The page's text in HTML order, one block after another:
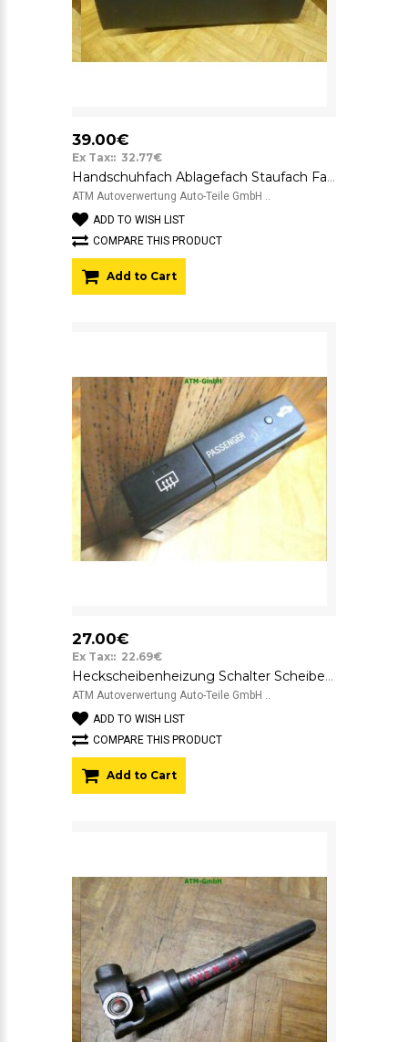
39.00€
Ex Tax:: 32.77€
Handschuhfach Ablagefach Staufach Fach Toyota Avensis faurecia 55550-05070
ATM Autoverwertung Auto-Teile GmbH ..
ADD TO WISH LIST
COMPARE THIS PRODUCT
Add to Cart
27.00€
Ex Tax:: 22.69€
Heckscheibenheizung Schalter Scheibenheizung Toyota Avensis 84790-06130-C
ATM Autoverwertung Auto-Teile GmbH ..
ADD TO WISH LIST
COMPARE THIS PRODUCT
Add to Cart